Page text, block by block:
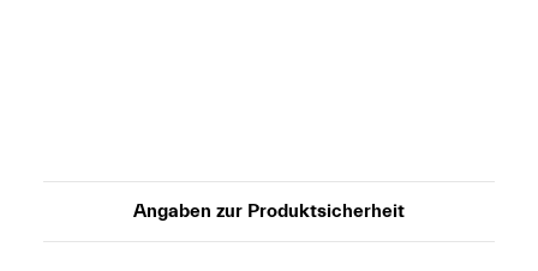
Angaben zur Produktsicherheit